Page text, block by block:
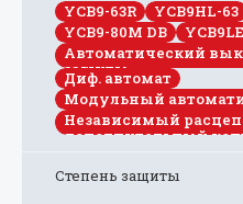
YCB9-63R
YCB9HL-63
YCB9-80M DB
Автоматический
защиты
Диф. автомат
Модульный
Независимый
дополнительный
Степень защиты